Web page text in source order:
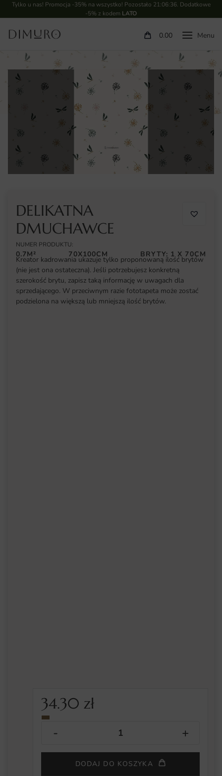
Tylko u nas! Promocja -35% na wszystko! Pozostało 21:06:36. Dodatkowe
-5% z kodem LATO
0.00
DELIKATNA
DMUCHAWCE
NUMER PRODUKTU:
0.7M² 70X100CM BRYTY: 1 X 70CM
Kreator kadrowania ukazuje tylko proponowaną ilość brytów
(nie jest ona ostateczna). Jeśli potrzebujesz konkretną
szerokość brytu, zapisz taką informację w uwagach dla
sprzedającego. W przeciwnym razie fototapeta może zostać
podzielona na większą lub mniejszą ilość brytów.
34.30zł
DODAJ DO KOSZYKA